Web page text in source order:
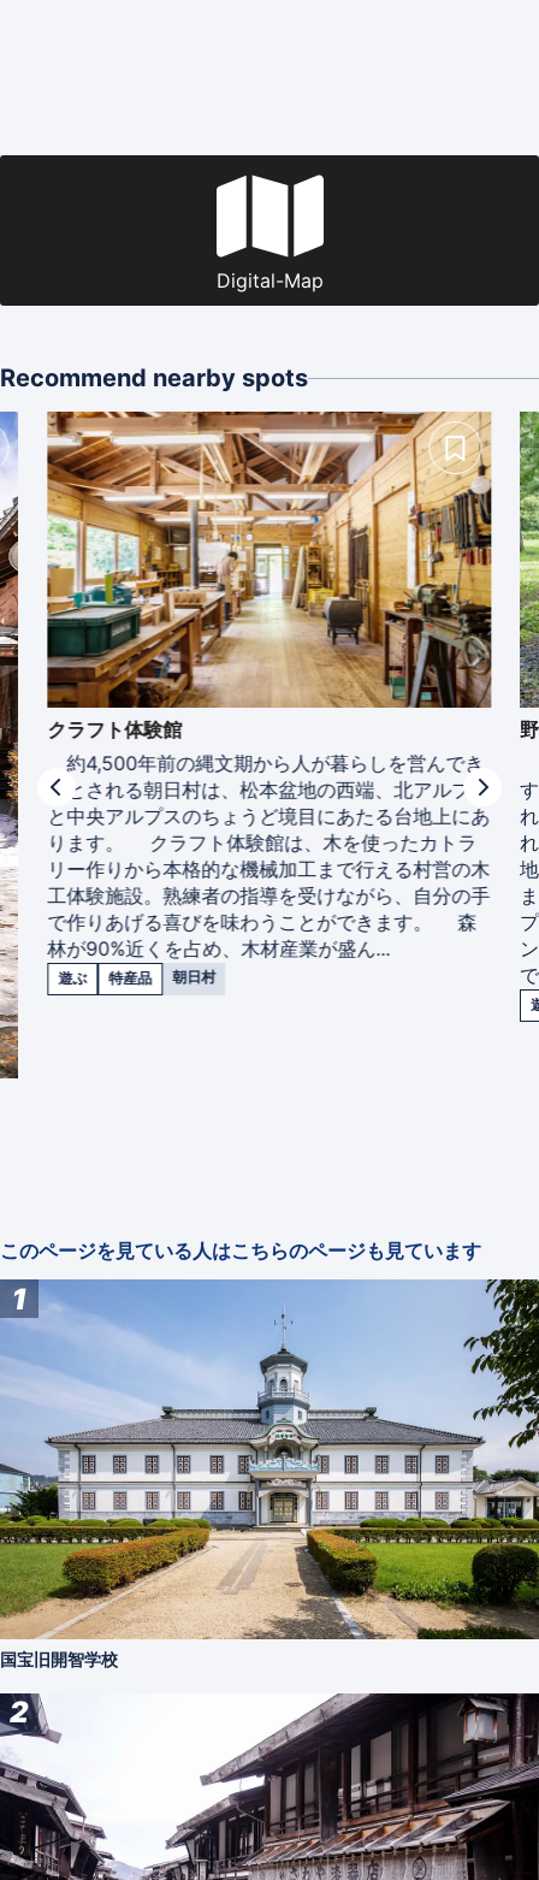
Digital-Map
Recommend nearby spots
クラフト体験館
約4,500年前の縄文期から人が暮らしを営んでき
たとされる朝日村は、松本盆地の西端、北アルプス
と中央アルプスのちょうど境目にあたる台地上にあ
ります。 クラフト体験館は、木を使ったカトラ
リー作りから本格的な機械加工まで行える村営の木
工体験施設。熟練者の指導を受けながら、自分の手
で作りあげる喜びを味わうことができます。 森
林が90%近くを占め、木材産業が盛ん...
遊ぶ 特産品 朝日村
このページを見ている人はこちらのページも見ています
1
国宝旧開智学校
2